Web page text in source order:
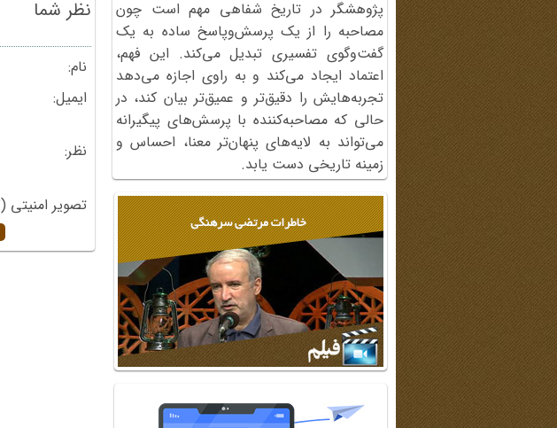
نظر شما
نام:
ایمیل:
نظر:
تصویر امنیتی (7 + 5) :
پژوهشگر در تاریخ شفاهی مهم است چون
مصاحبه را از یک پرسش‌وپاسخ ساده به یک
گفت‌وگوی تفسیری تبدیل می‌کند. این فهم،
اعتماد ایجاد می‌کند و به راوی اجازه می‌دهد
تجربه‌هایش را دقیق‌تر و عمیق‌تر بیان کند، در
حالی که مصاحبه‌کننده با پرسش‌های پیگیرانه
می‌تواند به لایه‌های پنهان‌تر معنا، احساس و
زمینه تاریخی دست یابد.